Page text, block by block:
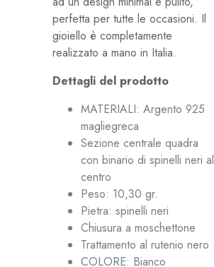
perfetta per tutte le occasioni. Il
gioiello è completamente
realizzato a mano in Italia.
Dettagli del prodotto
MATERIALI: Argento 925
magliegreca
Sezione centrale quadra
con binario di spinelli neri al
centro
Peso: 10,30 gr.
Pietra: spinelli neri
Chiusura a moschettone
Trattamento al rutenio nero
COLORE: Bianco